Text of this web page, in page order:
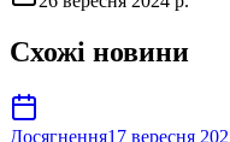
Схожі новини
Досягнення17 вересня